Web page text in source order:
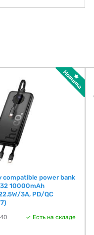
compatible power bank
10000mAh
3A, PD/QC
Есть на складе